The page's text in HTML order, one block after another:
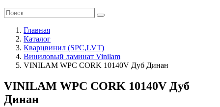
Главная
Каталог
Кварцвинил (SPC,LVT)
Виниловый ламинат Vinilam
VINILAM WPC CORK 10140V Дуб Динан
VINILAM WPC CORK 10140V Дуб
Динан